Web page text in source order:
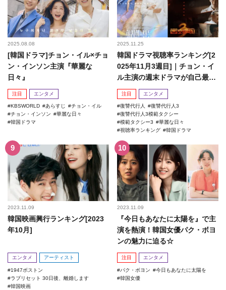
2025.08.08
[韓国ドラマ]チョン・イル×チョ
ン・インソン主演『華麗な
日々』
注目 エンタメ
KBSWORLD あらすじ
チョン・イル
チョン・インソン
華麗な日々
韓国ドラマ
2025.11.25
韓国ドラマ視聴率ランキング[2
025年11月3週目]｜チョン・イ
ル主演の週末ドラマが自己最高
記録を更新！
注目 エンタメ
復讐代行人
復讐代行人3
復讐代行人3模範タクシー
模範タクシー3
華麗な日々
視聴率ランキング
韓国ドラマ
2023.11.09
韓国映画興行ランキング[2023
年10月]
エンタメ アーティスト
1947ボストン
ラブリセット 30日後、離婚します
韓国映画
2023.11.09
『今日もあなたに太陽を』で主
演を熱演！韓国女優パク・ボヨ
ンの魅力に迫る☆
注目 エンタメ
パク・ボヨン
今日もあなたに太陽を
韓国女優